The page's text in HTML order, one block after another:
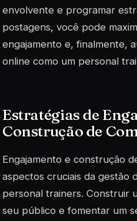
envolvente e programar
postagens, você pode
engajamento e, finalmente,
online como um personal
Estratégias de
Construção de
Engajamento e construção
aspectos cruciais da gestão
personal trainers. Construir
seu público e fomentar um